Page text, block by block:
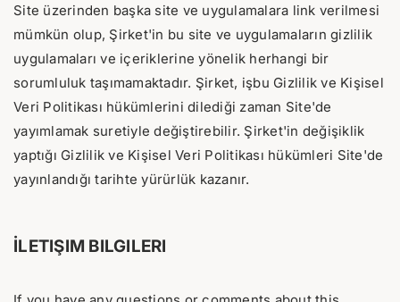
Site üzerinden başka site ve uygulamalara link verilmesi
mümkün olup, Şirket'in bu site ve uygulamaların gizlilik
uygulamaları ve içeriklerine yönelik herhangi bir
sorumluluk taşımamaktadır. Şirket, işbu Gizlilik ve Kişisel
Veri Politikası hükümlerini dilediği zaman Site'de
yayımlamak suretiyle değiştirebilir. Şirket'in değişiklik
yaptığı Gizlilik ve Kişisel Veri Politikası hükümleri Site'de
yayınlandığı tarihte yürürlük kazanır.
İLETIŞIM BILGILERI